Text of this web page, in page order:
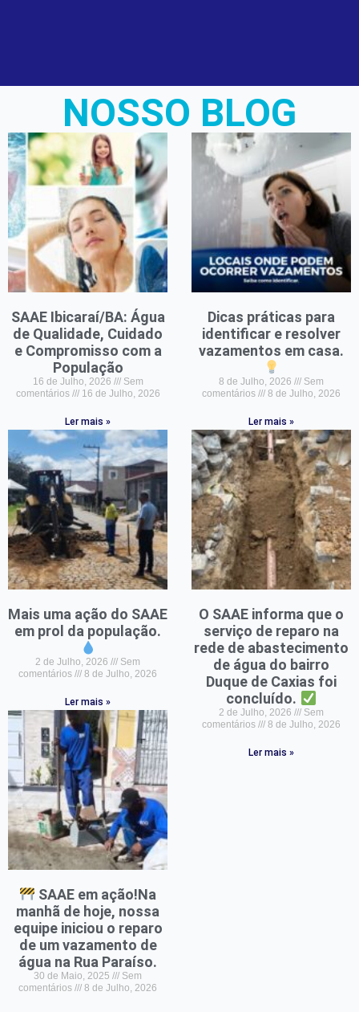
NOSSO BLOG
SAAE Ibicaraí/BA: Água
de Qualidade, Cuidado
e Compromisso com a
População
16 de Julho, 2026
Sem
comentários
16 de Julho, 2026
Ler mais »
Dicas práticas para
identificar e resolver
vazamentos em casa.
8 de Julho, 2026
Sem
comentários
8 de Julho, 2026
Ler mais »
Mais uma ação do SAAE
em prol da população.
2 de Julho, 2026
Sem
comentários
8 de Julho, 2026
Ler mais »
O SAAE informa que o
serviço de reparo na
rede de abastecimento
de água do bairro
Duque de Caxias foi
concluído.
2 de Julho, 2026
Sem
comentários
8 de Julho, 2026
Ler mais »
SAAE em ação!Na
manhã de hoje, nossa
equipe iniciou o reparo
de um vazamento de
água na Rua Paraíso.
30 de Maio, 2025
Sem
comentários
8 de Julho, 2026